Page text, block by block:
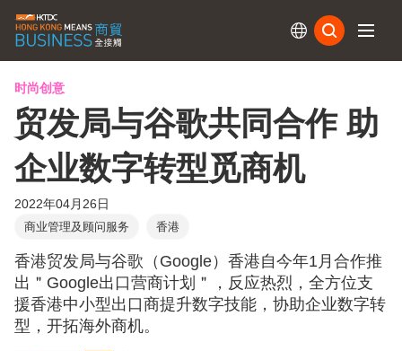
时尚创意
贸发局与谷歌共同合作 助
企业数字转型觅商机
2022年04月26日
商业管理及顾问服务 香港
香港贸发局与谷歌（Google）香港自今年1月合作推
出＂Google出口营商计划＂，反应热烈，全方位支
援香港中小型出口商提升数字技能，协助企业数字转
型，开拓海外商机。